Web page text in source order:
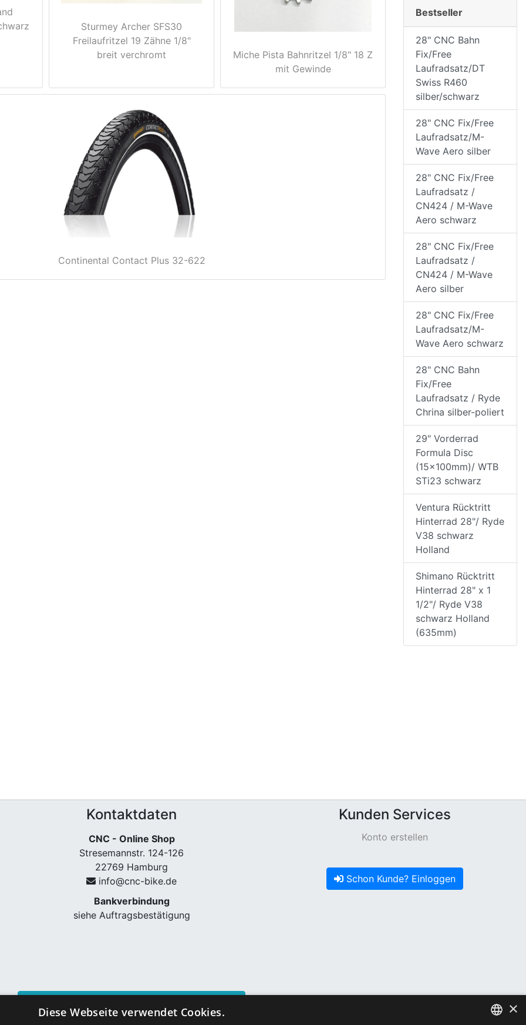
Sturmey Archer SFS30
Freilaufritzel 19 Zähne 1/8"
breit verchromt
Miche Pista Bahnritzel 1/8" 18 Z
mit Gewinde
Continental Contact Plus 32-622
Bestseller
28" CNC Bahn
Fix/Free
Laufradsatz/DT
Swiss R460
silber/schwarz
28" CNC Fix/Free
Laufradsatz/M-
Wave Aero silber
28" CNC Fix/Free
Laufradsatz /
CN424 / M-Wave
Aero schwarz
28" CNC Fix/Free
Laufradsatz /
CN424 / M-Wave
Aero silber
28" CNC Fix/Free
Laufradsatz/M-
Wave Aero schwarz
28" CNC Bahn
Fix/Free
Laufradsatz / Ryde
Chrina silber-poliert
29" Vorderrad
Formula Disc
(15x100mm)/ WTB
STi23 schwarz
Ventura Rücktritt
Hinterrad 28"/ Ryde
V38 schwarz
Holland
Shimano Rücktritt
Hinterrad 28" x 1
1/2"/ Ryde V38
schwarz Holland
(635mm)
Kontaktdaten
CNC - Online Shop
Stresemannstr. 124-126
22769 Hamburg
info@cnc-bike.de
Bankverbindung
siehe Auftragsbestätigung
Kunden Services
Konto erstellen
Schon Kunde? Einloggen
×
Diese Webseite verwendet Cookies.